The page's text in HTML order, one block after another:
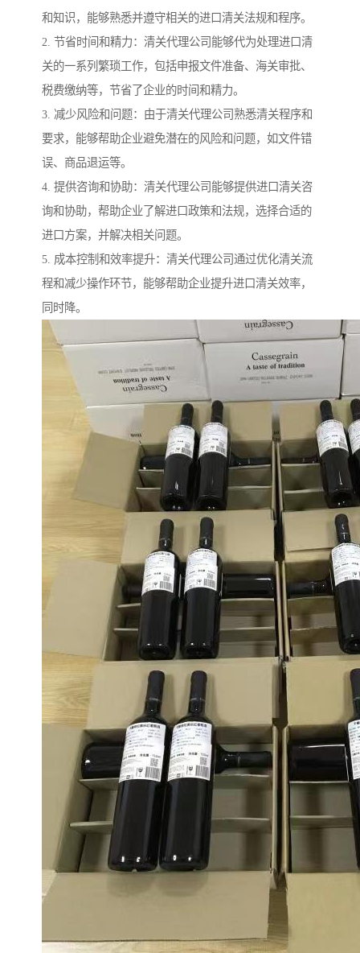
和知识，能够熟悉并遵守相关的进口清关法规和程序。
2. 节省时间和精力：清关代理公司能够代为处理进口清
关的一系列繁琐工作，包括申报文件准备、海关审批、
税费缴纳等，节省了企业的时间和精力。
3. 减少风险和问题：由于清关代理公司熟悉清关程序和
要求，能够帮助企业避免潜在的风险和问题，如文件错
误、商品退运等。
4. 提供咨询和协助：清关代理公司能够提供进口清关咨
询和协助，帮助企业了解进口政策和法规，选择合适的
进口方案，并解决相关问题。
5. 成本控制和效率提升：清关代理公司通过优化清关流
程和减少操作环节，能够帮助企业提升进口清关效率，
同时降。